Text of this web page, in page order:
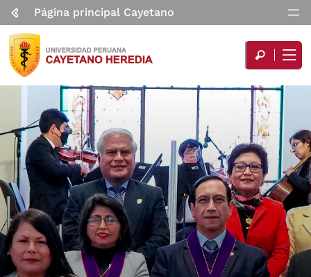
Página principal Cayetano